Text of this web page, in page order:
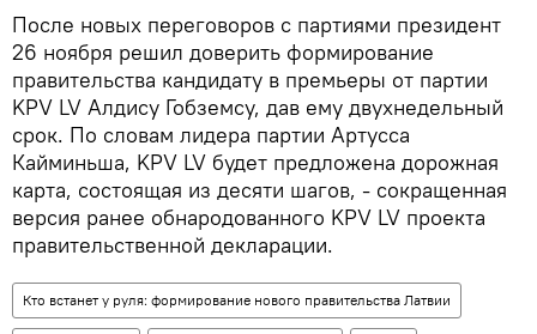
После новых переговоров с партиями президент
26 ноября решил доверить формирование
правительства кандидату в премьеры от партии
KPV LV Алдису Гобземсу, дав ему двухнедельный
срок. По словам лидера партии Артусса
Кайминьша, KPV LV будет предложена дорожная
карта, состоящая из десяти шагов, - сокращенная
версия ранее обнародованного KPV LV проекта
правительственной декларации.
Кто встанет у руля: формирование нового правительства Латвии